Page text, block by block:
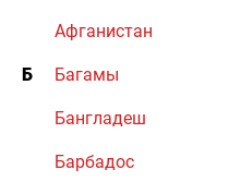
Афганистан
Б Багамы
Бангладеш
Барбадос